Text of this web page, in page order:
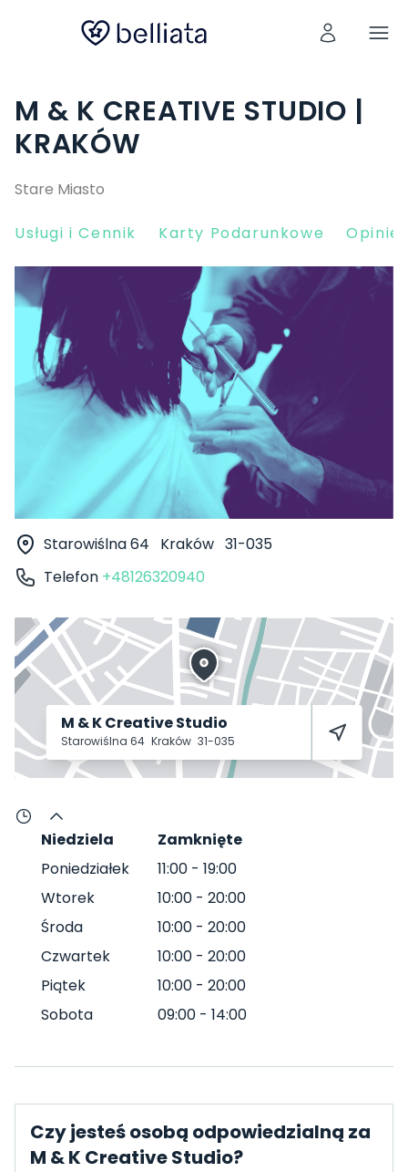
M & K CREATIVE STUDIO |
KRAKÓW
Stare Miasto
Usługi i Cennik Karty Podarunkowe Opinie
Starowiślna 64 Kraków 31-035
Telefon +48126320940
M & K Creative Studio
Starowiślna 64 Kraków 31-035
Niedziela
Zamknięte
Poniedziałek
11:00 - 19:00
Wtorek
10:00 - 20:00
Środa
10:00 - 20:00
Czwartek
10:00 - 20:00
Piątek
10:00 - 20:00
Sobota
09:00 - 14:00
Czy jesteś osobą odpowiedzialną za
M & K Creative Studio?